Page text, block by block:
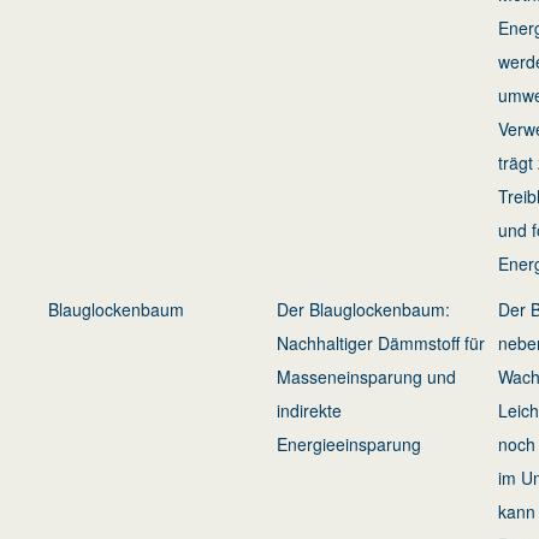
trägt
und
Blauglockenbaum
Der Blauglockenbaum:
Nachhaltiger Dämmstoff für
Masseneinsparung und
indirekte
Energieeinsparung
Der
im